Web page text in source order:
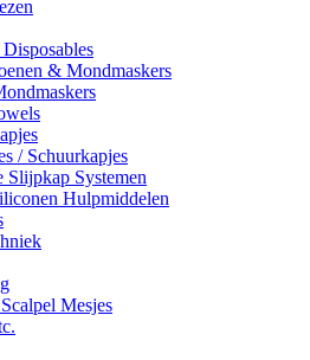
& Mondmaskers
/ Schuurkapjes
Slijpkap Systemen
Hulpmiddelen
Mesjes